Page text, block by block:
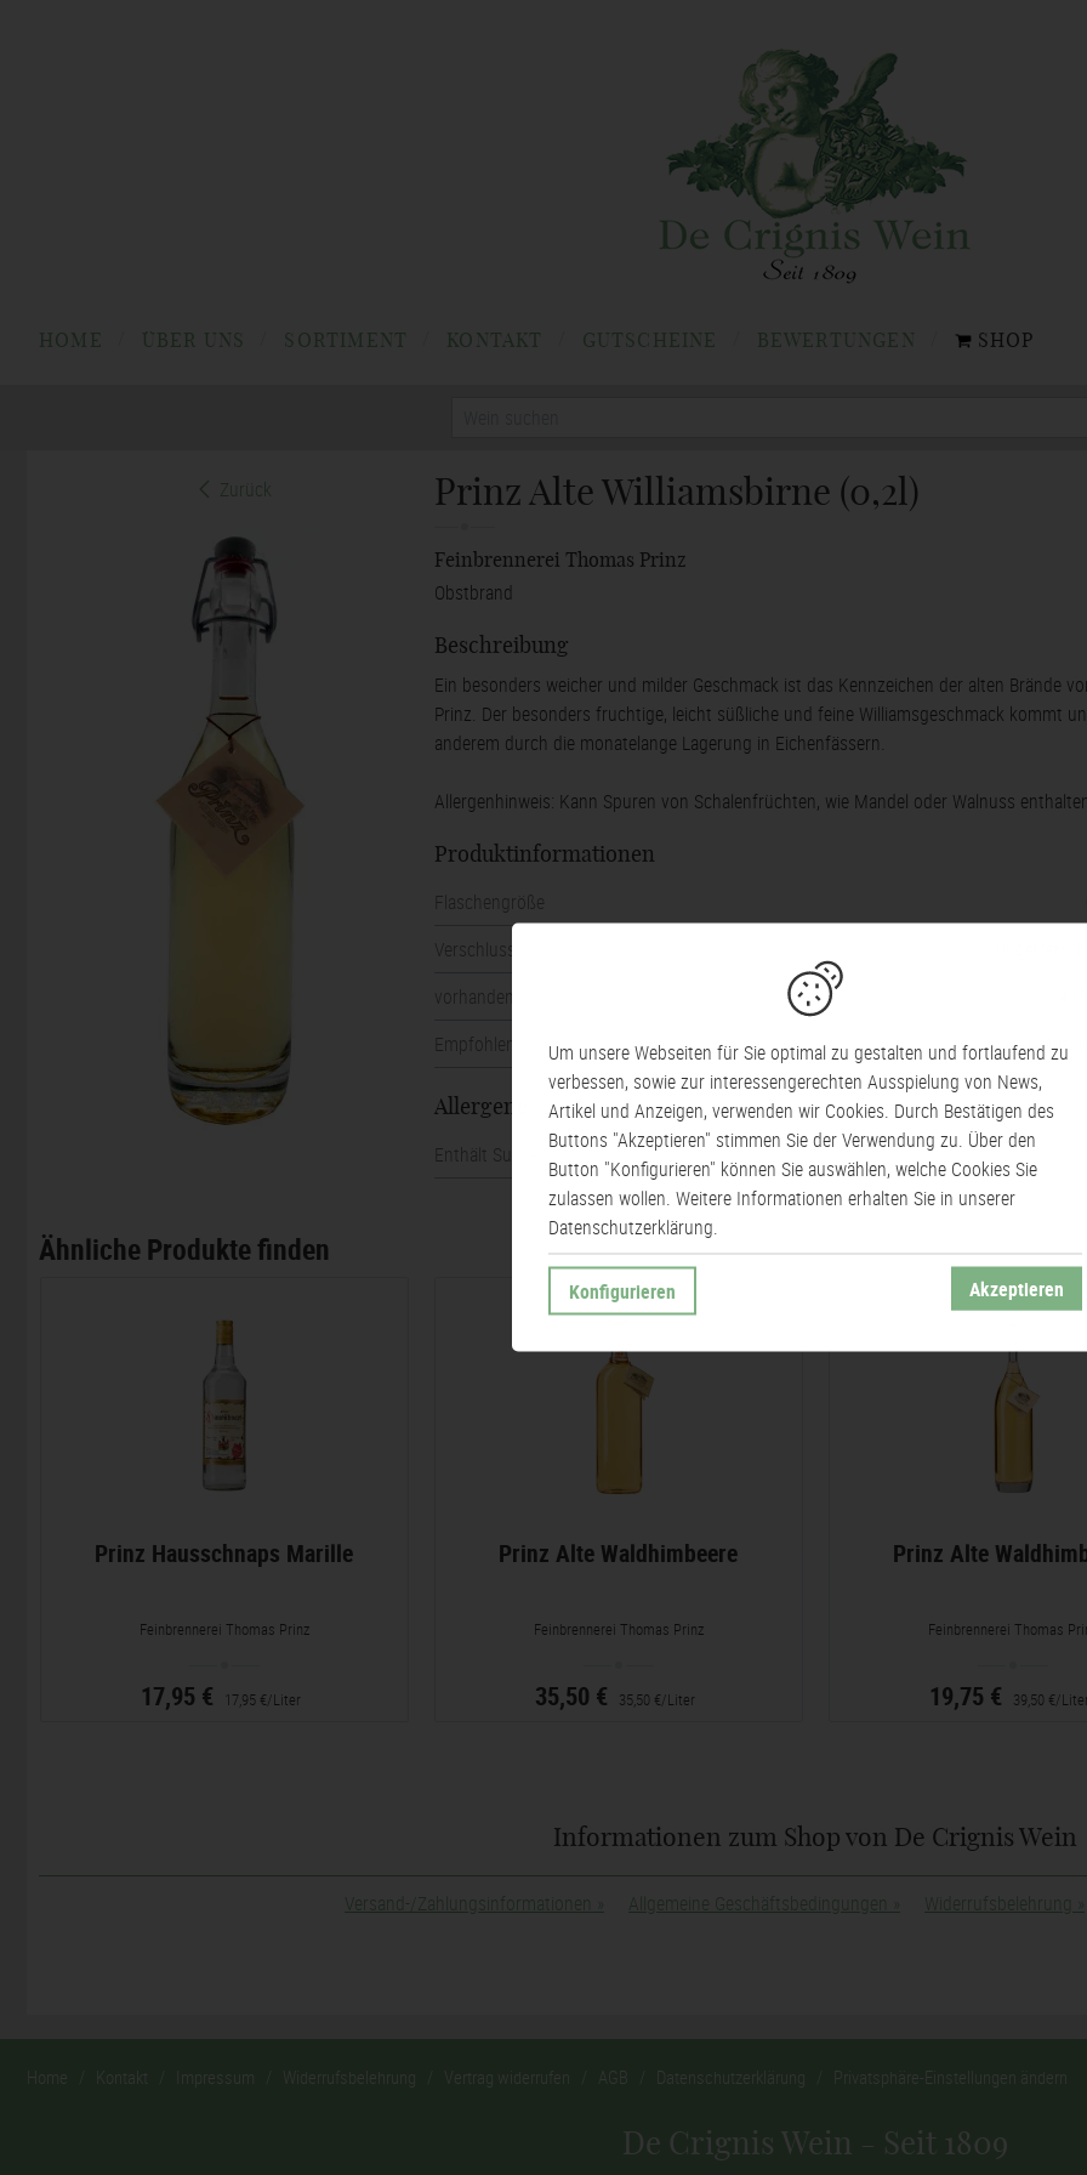
HOME ÜBER UNS SORTIMENT KONTAKT GUTSCHEINE BEWERTUNGEN SHOP
Zurück Prinz Alte Williamsbirne (0,2l)
Feinbrennerei Thomas Prinz
Obstbrand
Beschreibung
Ein besonders weicher und milder Geschmack ist das Kennzeichen der alten Brände
Prinz. Der besonders fruchtige, leicht süßliche und feine Williamsgeschmack kommt
anderem durch die monatelange Lagerung in Eichenfässern.
Allergenhinweis: Kann Spuren von Schalenfrüchten, wie Mandel oder Walnuss
Produktinformationen
Flaschengröße
Verschluss
vorhandener Alkohol
Empfohlene Trinktemperatur
von 14 bis 18
Allergene
Enthält Sulfite
Ähnliche Produkte finden
Prinz Hausschnaps Marille
Feinbrennerei Thomas Prinz
17,95 € 17,95 €/Liter
Prinz Alte Waldhimbeere
Feinbrennerei Thomas Prinz
35,50 € 35,50 €/Liter
Prinz Alte
Feinbrennerei Thomas
19,75 € 39,50 €/Liter
Informationen zum Shop von De Crignis Wein
Versand-/Zahlungsinformationen Allgemeine Geschäftsbedingungen Widerrufsbelehrung
Um unsere Webseiten für Sie optimal zu gestalten und fortlaufend zu
verbessen, sowie zur interessengerechten Ausspielung von News,
Artikel und Anzeigen, verwenden wir Cookies. Durch Bestätigen des
Buttons "Akzeptieren" stimmen Sie der Verwendung zu. Über den
Button "Konfigurieren" können Sie auswählen, welche Cookies Sie
zulassen wollen. Weitere Informationen erhalten Sie in unserer
Datenschutzerklärung.
Konfigurieren Akzeptieren
Home Kontakt Impressum Widerrufsbelehrung Vertrag widerrufen AGB Datenschutzerklärung Privatsphäre-Einstellungen ändern
De Crignis Wein - Seit 1809